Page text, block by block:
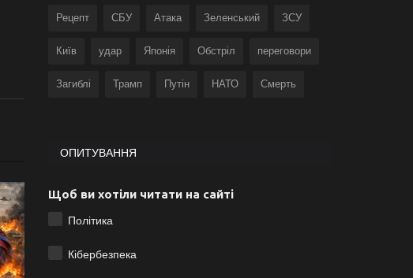
Рецепт СБУ Атака Зеленський ЗСУ
Київ удар Японія Обстріл переговори
Загиблі Трамп Путін НАТО Смерть
ОПИТУВАННЯ
Щоб ви хотіли читати на сайті
Політика
Кібербезпека